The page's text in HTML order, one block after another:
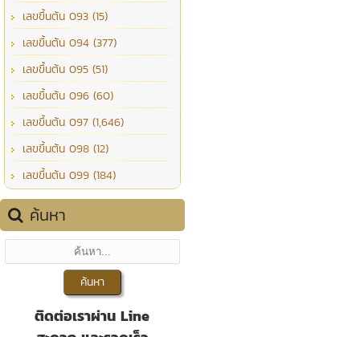
เลขขึ้นต้น 093 (15)
เลขขึ้นต้น 094 (377)
เลขขึ้นต้น 095 (51)
เลขขึ้นต้น 096 (60)
เลขขึ้นต้น 097 (1,646)
เลขขึ้นต้น 098 (12)
เลขขึ้นต้น 099 (184)
ค้นหา
ติดต่อเราผ่าน Line